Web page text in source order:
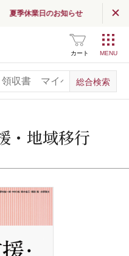
夏季休業日のお知らせ
カート
・地域移行